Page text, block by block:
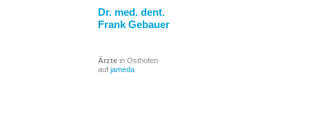
Dr. med. dent.
Frank Gebauer
Ärztein Osthofen
auf jameda